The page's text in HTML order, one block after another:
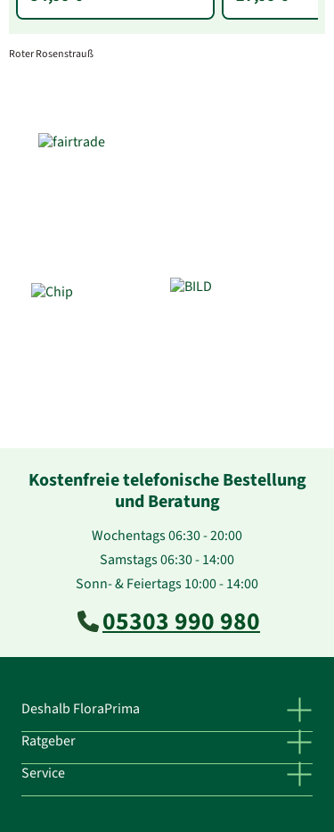
Roter Rosenstrauß
Kostenfreie telefonische Bestellung
und Beratung
Wochentags 06:30 - 20:00
Samstags 06:30 - 14:00
Sonn- & Feiertags 10:00 - 14:00
05303 990 980
Deshalb FloraPrima
Ratgeber
Service